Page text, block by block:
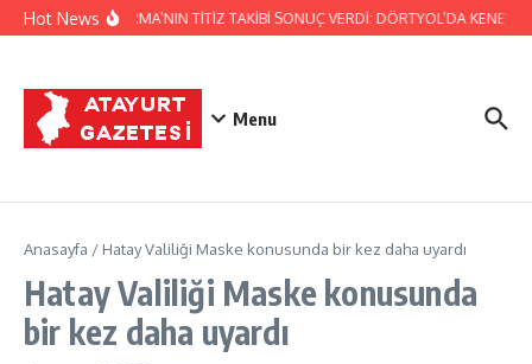
İçeriğe atla
Hot NewsJANDARMA’NIN TİTİZ TAKİBİ SONUÇ VERDİ: DÖRTYOL’DA KENEVİR
Menu
Anasayfa / Hatay Valiliği Maske konusunda bir kez daha uyardı
Hatay Valiliği Maske konusunda
bir kez daha uyardı